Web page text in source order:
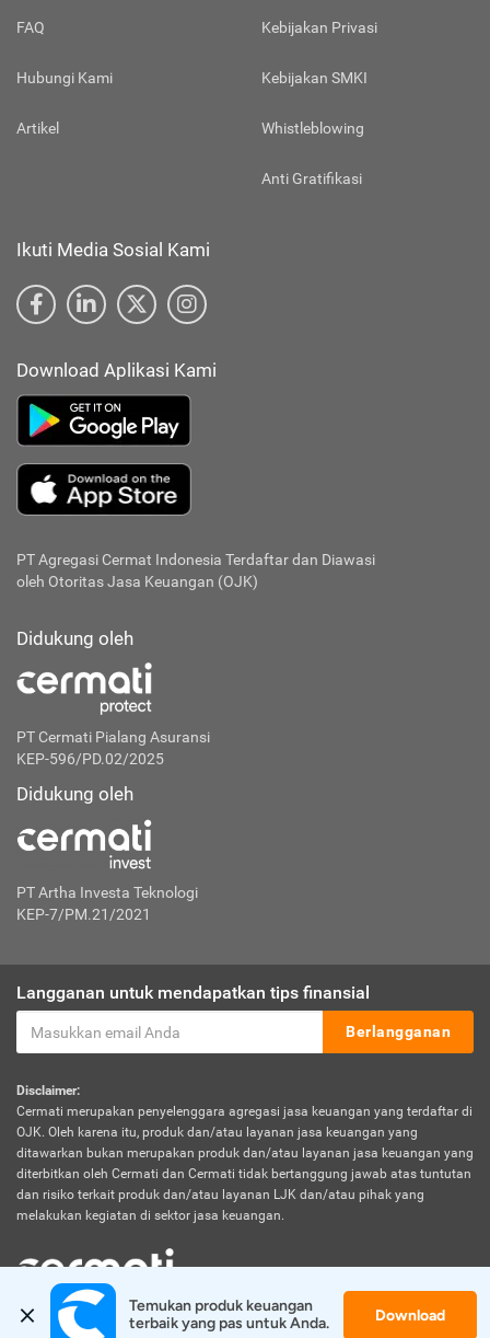
FAQ
Hubungi Kami
Artikel
Kebijakan Privasi
Kebijakan SMKI
Whistleblowing
Anti Gratifikasi
Ikuti Media Sosial Kami
Download Aplikasi Kami
PT Agregasi Cermat Indonesia Terdaftar dan Diawasi
oleh Otoritas Jasa Keuangan (OJK)
Didukung oleh
PT Cermati Pialang Asuransi
KEP-596/PD.02/2025
Didukung oleh
PT Artha Investa Teknologi
KEP-7/PM.21/2021
Langganan untuk mendapatkan tips finansial
Berlangganan
Disclaimer:
Cermati merupakan penyelenggara agregasi jasa keuangan yang terdaftar di
OJK. Oleh karena itu, produk dan/atau layanan jasa keuangan yang
ditawarkan bukan merupakan produk dan/atau layanan jasa keuangan yang
diterbitkan oleh Cermati dan Cermati tidak bertanggung jawab atas tuntutan
dan risiko terkait produk dan/atau layanan LJK dan/atau pihak yang
melakukan kegiatan di sektor jasa keuangan.
© 2026 Cermati. All Rights Reserved.
Temukan produk keuangan
terbaik yang pas untuk Anda.
Download